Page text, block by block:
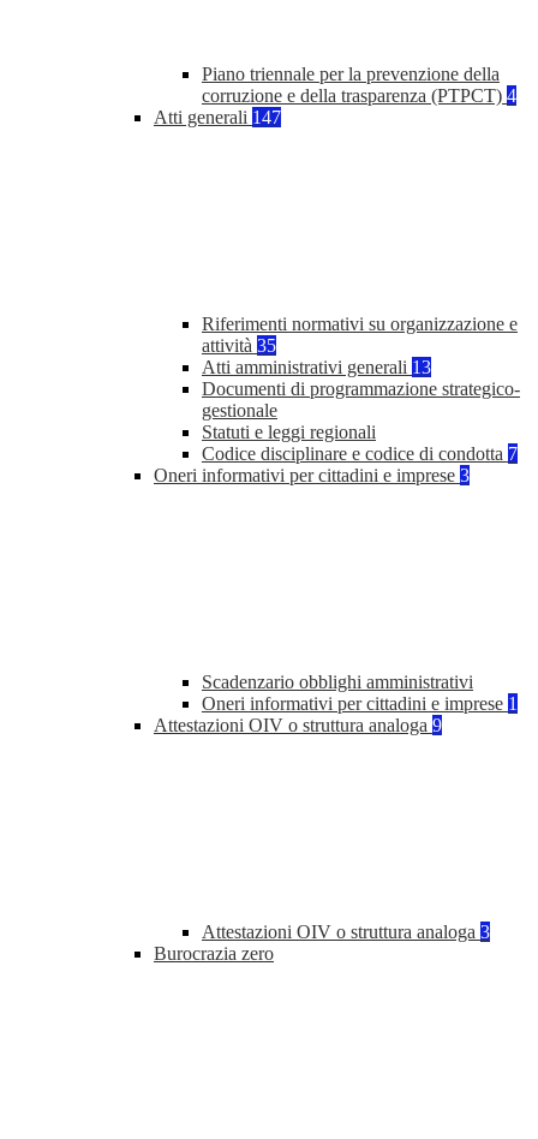
Piano triennale per la prevenzione della
corruzione e della trasparenza (PTPCT) 4
Atti generali 147
Riferimenti normativi su organizzazione e
attività 35
Atti amministrativi generali 13
Documenti di programmazione strategico-
gestionale
Statuti e leggi regionali
Codice disciplinare e codice di condotta 7
Oneri informativi per cittadini e imprese 3
Scadenzario obblighi amministrativi
Oneri informativi per cittadini e imprese 1
Attestazioni OIV o struttura analoga 9
Attestazioni OIV o struttura analoga 3
Burocrazia zero